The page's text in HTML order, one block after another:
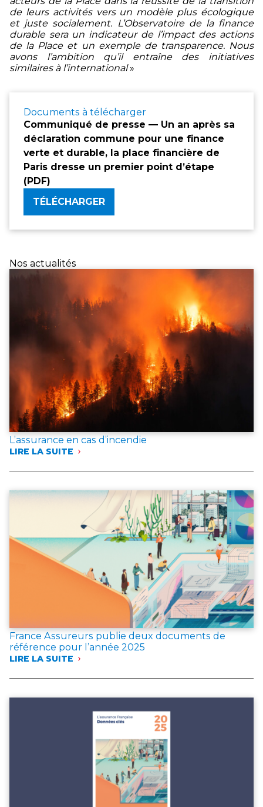
de leurs activités vers un modèle plus écologique
et juste socialement. L’Observatoire de la finance
durable sera un indicateur de l’impact des actions
de la Place et un exemple de transparence. Nous
avons l’ambition qu’il entraîne des initiatives
similaires à l’international»
Documents à télécharger
Communiqué de presse — Un an après sa
déclaration commune pour une finance
verte et durable, la place financière de
Paris dresse un premier point d’étape
(PDF)
TÉLÉCHARGER
Nos actualités
L’assurance en cas d’incendie
LIRE LA SUITE
:
D’INCENDIE
France Assureurs publie deux documents de
référence pour l’année 2025
LIRE LA SUITE
: